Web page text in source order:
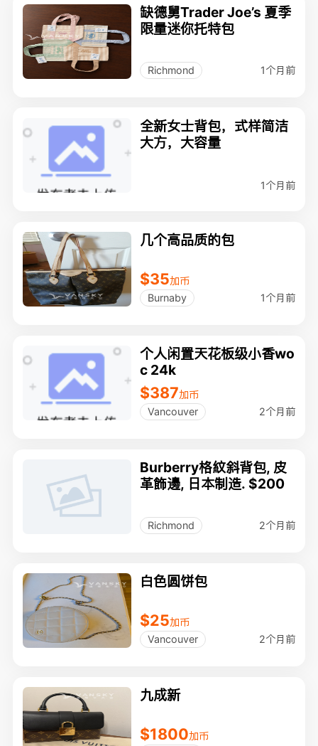
缺德舅Trader Joe’s 夏季
限量迷你托特包
Richmond 1个月前
全新女士背包，式样简洁
大方，大容量
1个月前
几个高品质的包
$35加币
Burnaby
1个月前
个人闲置天花板级小香wo
c 24k
$387加币
Vancouver
2个月前
Burberry格紋斜背包, 皮
革飾邊, 日本制造. $200
Richmond 2个月前
白色圆饼包
$25加币
Vancouver
2个月前
九成新
$1800加币